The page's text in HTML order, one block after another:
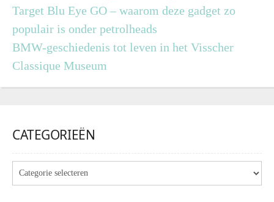
Target Blu Eye GO – waarom deze gadget zo
populair is onder petrolheads
BMW-geschiedenis tot leven in het Visscher
Classique Museum
CATEGORIEËN